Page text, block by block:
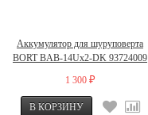
Аккумулятор для шуруповерта
BORT BAB-14Uх2-DK 93724009
1 300 ₽